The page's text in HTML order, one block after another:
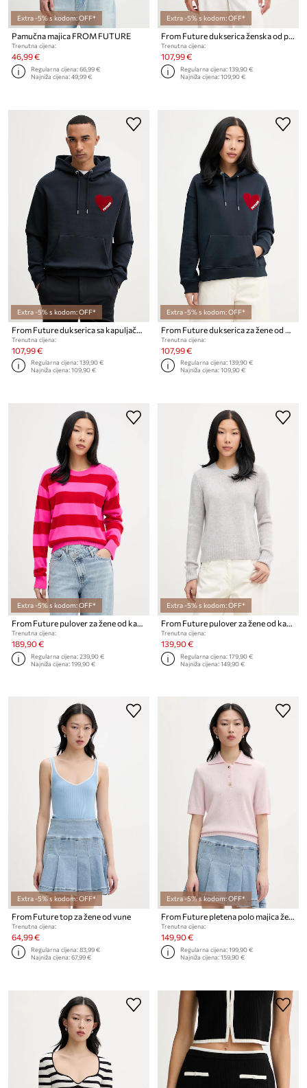
Extra -5% s kodom: OFF*
Pamučna majica FROM FUTURE
Trenutna cijena:
46,99 €
Regularna cijena:66,99 €
Najniža cijena:49,99 €
Extra -5% s kodom: OFF*
From Future dukserica ženska od pamuka
Trenutna cijena:
107,99 €
Regularna cijena:139,90 €
Najniža cijena:109,90 €
Extra -5% s kodom: OFF*
Trenutna cijena:
107,99 €
Regularna cijena:139,90 €
Najniža cijena:109,90 €
Extra -5% s kodom: OFF*
Trenutna cijena:
107,99 €
Regularna cijena:139,90 €
Najniža cijena:109,90 €
Extra -5% s kodom: OFF*
From Future pulover za žene od kašmira
Trenutna cijena:
189,90 €
Regularna cijena:239,90 €
Najniža cijena:199,90 €
Extra -5% s kodom: OFF*
From Future pulover za žene od kašmira
Trenutna cijena:
139,90 €
Regularna cijena:179,90 €
Najniža cijena:149,90 €
Extra -5% s kodom: OFF*
From Future top za žene od vune
Trenutna cijena:
64,99 €
Regularna cijena:83,99 €
Najniža cijena:67,99 €
Extra -5% s kodom: OFF*
From Future pletena polo majica ženska od kašmira
Trenutna cijena:
149,90 €
Regularna cijena:199,90 €
Najniža cijena:159,90 €